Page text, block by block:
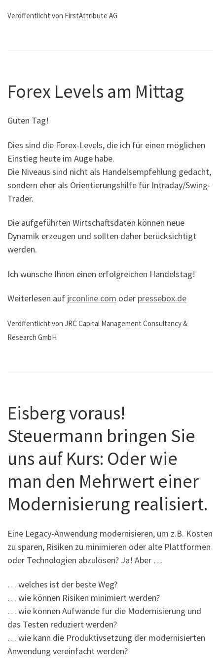
Veröffentlicht von FirstAttribute AG
Forex Levels am Mittag
Guten Tag!
Dies sind die Forex-Levels, die ich für einen möglichen
Einstieg heute im Auge habe.
Die Niveaus sind nicht als Handelsempfehlung gedacht,
sondern eher als Orientierungshilfe für Intraday/Swing-
Trader.
Die aufgeführten Wirtschaftsdaten können neue
Dynamik erzeugen und sollten daher berücksichtigt
werden.
Ich wünsche Ihnen einen erfolgreichen Handelstag!
Weiterlesen auf jrconline.com oder pressebox.de
Veröffentlicht von JRC Capital Management Consultancy &
Research GmbH
Eisberg voraus!
Steuermann bringen Sie
uns auf Kurs: Oder wie
man den Mehrwert einer
Modernisierung realisiert.
Eine Legacy-Anwendung modernisieren, um z.B. Kosten
zu sparen, Risiken zu minimieren oder alte Plattformen
oder Technologien abzulösen? Ja! Aber …
… welches ist der beste Weg?
… wie können Risiken minimiert werden?
… wie können Aufwände für die Modernisierung und
das Testen reduziert werden?
… wie kann die Produktivsetzung der modernisierten
Anwendung vereinfacht werden?